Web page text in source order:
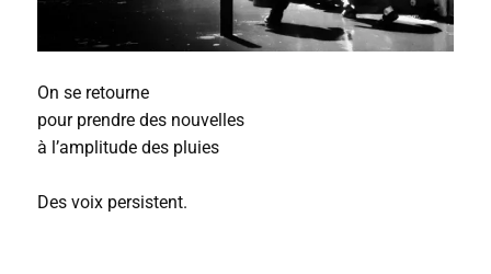
On se retourne
pour prendre des nouvelles
à l’amplitude des pluies
Des voix persistent.